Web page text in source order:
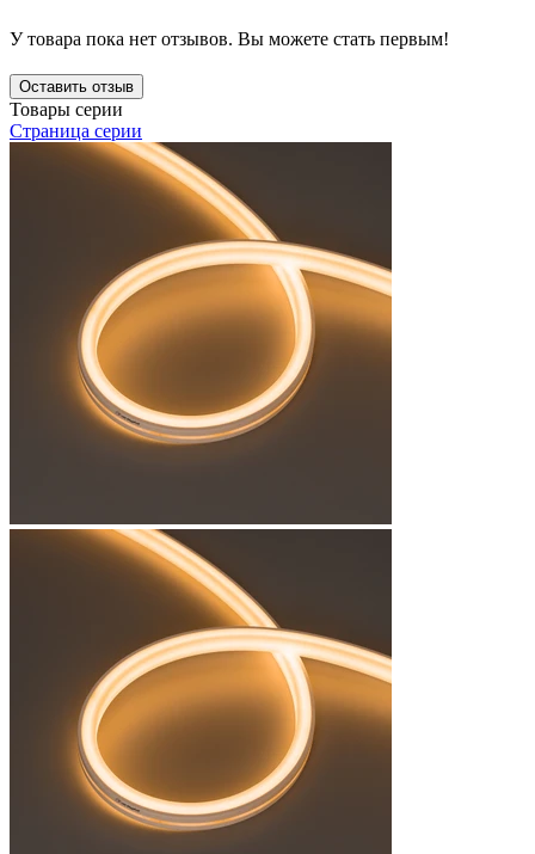
У товара пока нет отзывов. Вы можете стать первым!
Оставить отзыв
Товары серии
Страница серии